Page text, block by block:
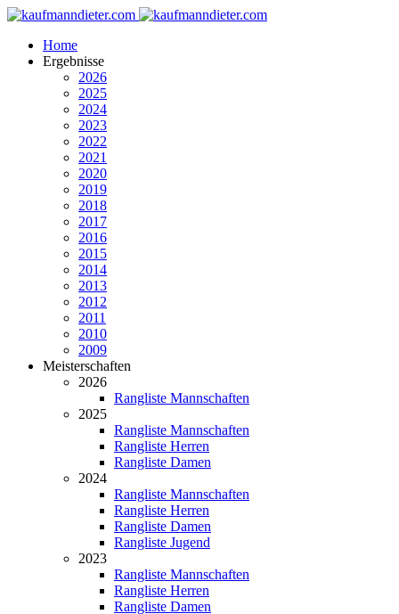
Home
Ergebnisse
2026
2025
2024
2023
2022
2021
2020
2019
2018
2017
2016
2015
2014
2013
2012
2011
2010
2009
Meisterschaften
2026
Rangliste Mannschaften
2025
Rangliste Mannschaften
Rangliste Herren
Rangliste Damen
2024
Rangliste Mannschaften
Rangliste Herren
Rangliste Damen
Rangliste Jugend
2023
Rangliste Mannschaften
Rangliste Herren
Rangliste Damen